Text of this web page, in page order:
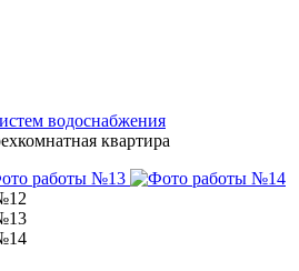
водоснабжения
квартира